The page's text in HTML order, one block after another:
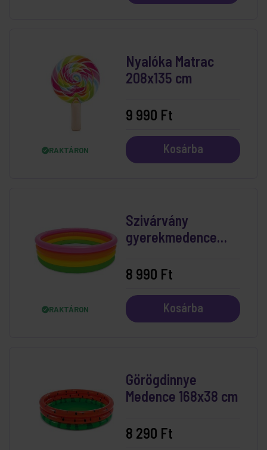
RAKTÁRON
Nyalóka Matrac
208x135 cm
9 990 Ft
Kosárba
RAKTÁRON
Szivárvány
gyerekmedence
8 990 Ft
Kosárba
Görögdinnye
Medence 168x38 cm
8 290 Ft